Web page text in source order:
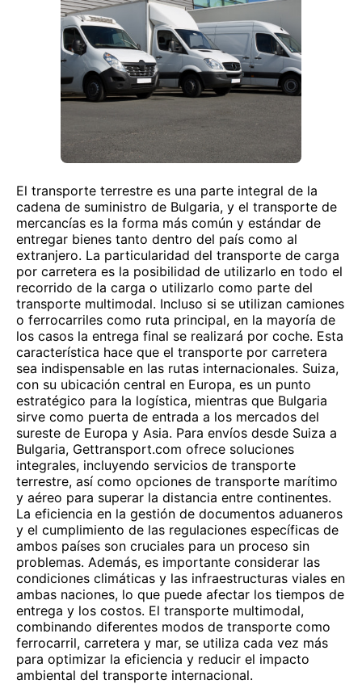
El transporte terrestre es una parte integral de la
cadena de suministro de Bulgaria, y el transporte de
mercancías es la forma más común y estándar de
entregar bienes tanto dentro del país como al
extranjero. La particularidad del transporte de carga
por carretera es la posibilidad de utilizarlo en todo el
recorrido de la carga o utilizarlo como parte del
transporte multimodal. Incluso si se utilizan camiones
o ferrocarriles como ruta principal, en la mayoría de
los casos la entrega final se realizará por coche. Esta
característica hace que el transporte por carretera
sea indispensable en las rutas internacionales. Suiza,
con su ubicación central en Europa, es un punto
estratégico para la logística, mientras que Bulgaria
sirve como puerta de entrada a los mercados del
sureste de Europa y Asia. Para envíos desde Suiza a
Bulgaria, Gettransport.com ofrece soluciones
integrales, incluyendo servicios de transporte
terrestre, así como opciones de transporte marítimo
y aéreo para superar la distancia entre continentes.
La eficiencia en la gestión de documentos aduaneros
y el cumplimiento de las regulaciones específicas de
ambos países son cruciales para un proceso sin
problemas. Además, es importante considerar las
condiciones climáticas y las infraestructuras viales en
ambas naciones, lo que puede afectar los tiempos de
entrega y los costos. El transporte multimodal,
combinando diferentes modos de transporte como
ferrocarril, carretera y mar, se utiliza cada vez más
para optimizar la eficiencia y reducir el impacto
ambiental del transporte internacional.